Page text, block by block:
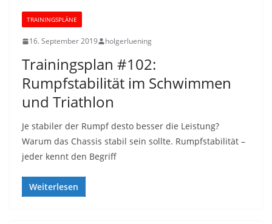
TRAININGSPLÄNE
16. September 2019 holgerluening
Trainingsplan #102:
Rumpfstabilität im Schwimmen
und Triathlon
Je stabiler der Rumpf desto besser die Leistung?
Warum das Chassis stabil sein sollte. Rumpfstabilität –
jeder kennt den Begriff
Weiterlesen